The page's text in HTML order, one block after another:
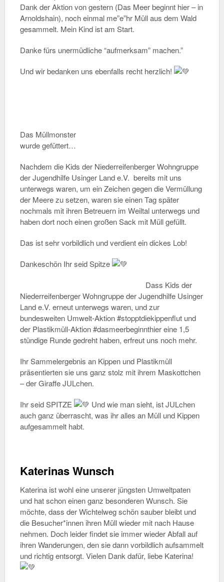
Dank der Aktion von gestern (Das Meer beginnt hier – in
Arnoldshain), noch einmal me”e”hr Müll aus dem Wald
gesammelt. Mein Kind ist am Start.
Danke fürs unermüdliche “aufmerksam” machen.”
Und wir bedanken uns ebenfalls recht herzlich!
Das Müllmonster
wurde gefüttert…
Nachdem die Kids der Niederreifenberger Wohngruppe
der Jugendhilfe Usinger Land e.V. bereits mit uns
unterwegs waren, um ein Zeichen gegen die Vermüllung
der Meere zu setzen, waren sie einen Tag später
nochmals mit ihren Betreuern im Weiltal unterwegs und
haben dort noch einen großen Sack mit Müll gefüllt.
Das ist sehr vorbildlich und verdient ein dickes Lob!
Dankeschön Ihr seid Spitze
Dass Kids der
Niederreifenberger Wohngruppe der Jugendhilfe Usinger
Land e.V. erneut unterwegs waren, und zur
bundesweiten Umwelt-Aktion #stopptdiekippenflut und
der Plastikmüll-Aktion #dasmeerbeginnthier eine 1,5
stündige Runde gedreht haben, erfreut uns noch mehr.
Ihr Sammelergebnis an Kippen und Plastikmüll
präsentierten sie uns ganz stolz mit ihrem Maskottchen
– der Giraffe JULchen.
Ihr seid SPITZE
Und wie man sieht, ist JULchen
auch ganz überrascht, was ihr alles an Müll und Kippen
aufgesammelt habt.
Katerinas Wunsch
Katerina ist wohl eine unserer jüngsten Umweltpaten
und hat schon einen ganz besonderen Wunsch. Sie
möchte, dass der Wichtelweg schön sauber bleibt und
die Besucher*innen ihren Müll wieder mit nach Hause
nehmen. Doch leider findet sie immer wieder Abfall auf
ihren Wanderungen, den sie dann vorbildlich aufsammelt
und richtig entsorgt. Vielen Dank dafür, liebe Katerina!